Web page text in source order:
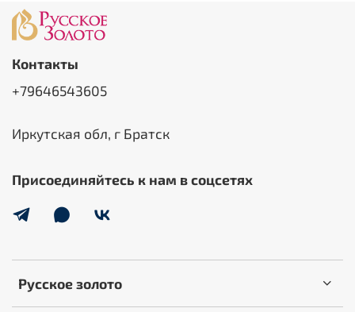
Русское золото
Контакты
+79646543605
Иркутская обл, г Братск
Присоединяйтесь к нам в соцсетях